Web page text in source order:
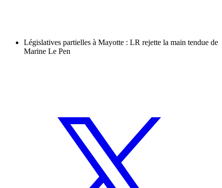
Législatives partielles à Mayotte : LR rejette la main tendue de
Marine Le Pen